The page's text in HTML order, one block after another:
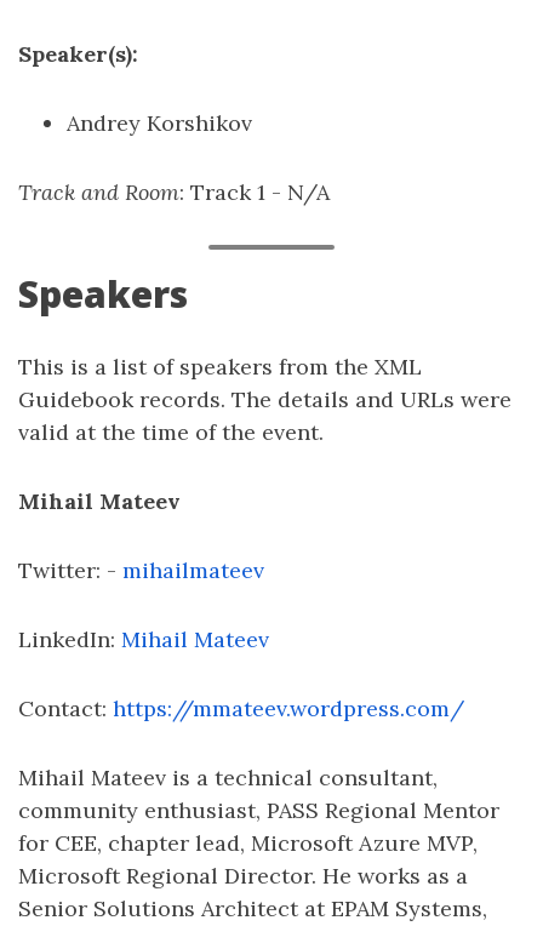
Speaker(s):
Andrey Korshikov
Track and Room: Track 1 - N/A
Speakers
This is a list of speakers from the XML
Guidebook records. The details and URLs were
valid at the time of the event.
Mihail Mateev
Twitter: - mihailmateev
LinkedIn: Mihail Mateev
Contact: https://mmateev.wordpress.com/
Mihail Mateev is a technical consultant,
community enthusiast, PASS Regional Mentor
for CEE, chapter lead, Microsoft Azure MVP,
Microsoft Regional Director. He works as a
Senior Solutions Architect at EPAM Systems,